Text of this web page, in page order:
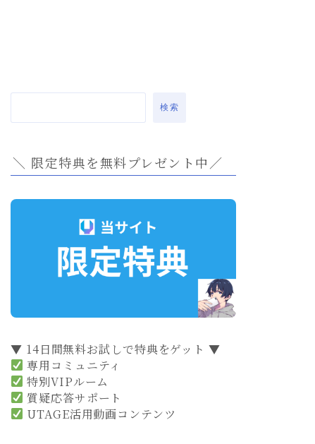
検索
＼ 限定特典を無料プレゼント中／
▼ 14日間無料お試しで特典をゲット ▼
専用コミュニティ
特別VIPルーム
質疑応答サポート
UTAGE活用動画コンテンツ